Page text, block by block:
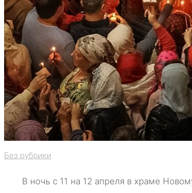
Без рубрики
В ночь с 11 на 12 апреля в храме